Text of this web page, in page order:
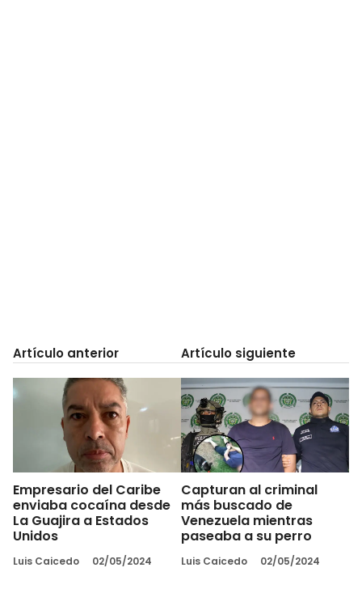
Artículo anterior
Empresario del Caribe
enviaba cocaína desde
La Guajira a Estados
Unidos
Luis Caicedo 02/05/2024
Artículo siguiente
Capturan al criminal
más buscado de
Venezuela mientras
paseaba a su perro
Luis Caicedo 02/05/2024